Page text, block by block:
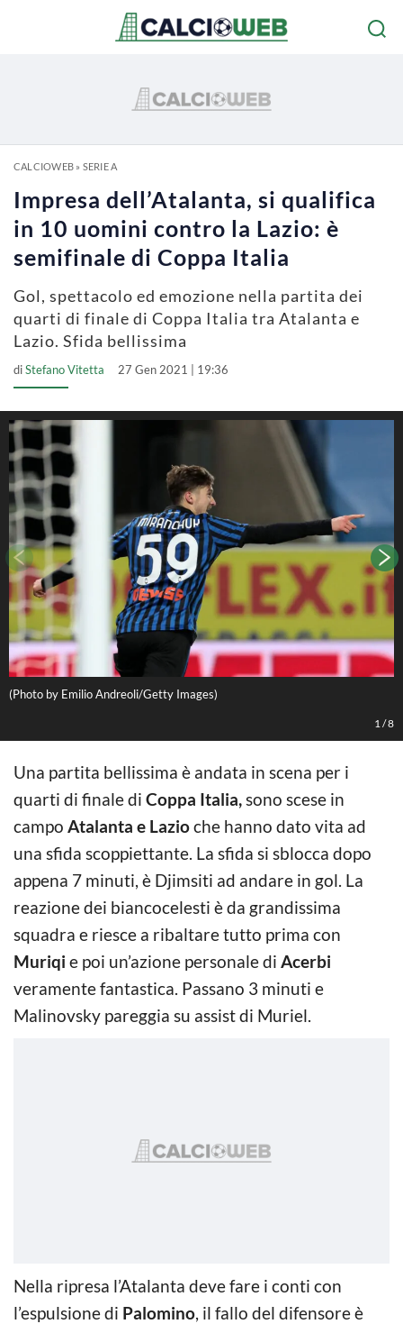
CALCIOWEB» SERIE A
Impresa dell’Atalanta, si qualifica
in 10 uomini contro la Lazio: è
semifinale di Coppa Italia
Gol, spettacolo ed emozione nella partita dei
quarti di finale di Coppa Italia tra Atalanta e
Lazio. Sfida bellissima
diStefano Vitetta 27 Gen 2021 | 19:36
(Photo by Emilio Andreoli/Getty Images)
1 /8
Una partita bellissima è andata in scena per i
quarti di finale di Coppa Italia,sono scese in
campo Atalanta e Lazioche hanno dato vita ad
una sfida scoppiettante. La sfida si sblocca dopo
appena 7 minuti, è Djimsiti ad andare in gol. La
reazione dei biancocelesti è da grandissima
squadra e riesce a ribaltare tutto prima con
Muriqi e poi un’azione personale di Acerbi
veramente fantastica. Passano 3 minuti e
Malinovsky pareggia su assist di Muriel.
Nella ripresa l’Atalanta deve fare i conti con
l’espulsione di Palomino, il fallo del difensore è